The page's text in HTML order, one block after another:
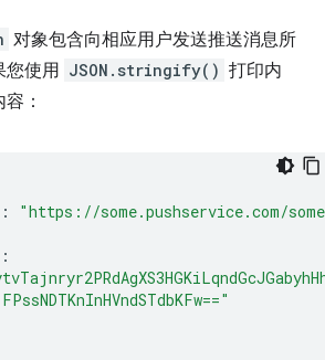
对象包含向相应用户发送推送消息所
您使用 JSON.stringify() 打印内
：
:
"https://some.pushservice.com/
: